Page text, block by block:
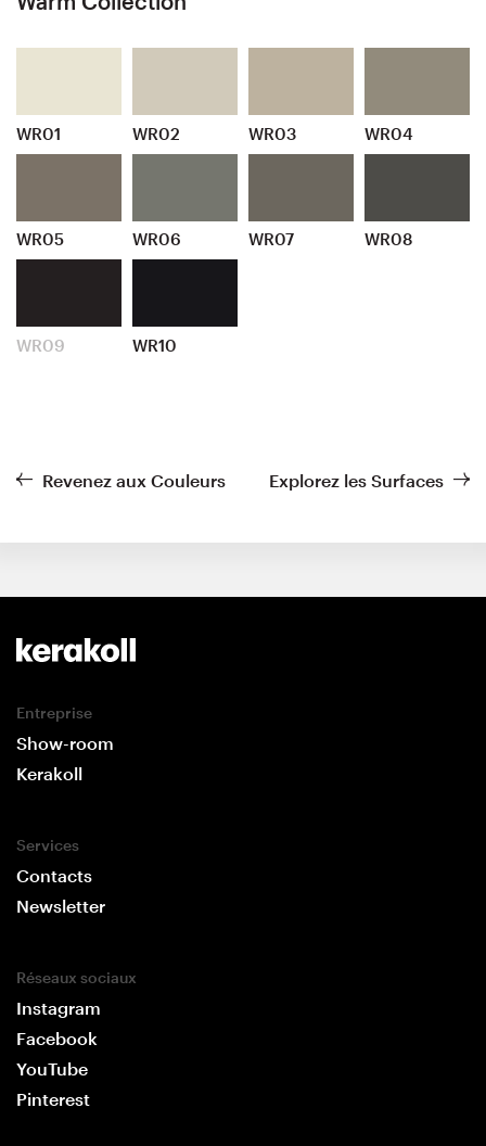
WR01 WR02 WR03 WR04
WR05 WR06 WR07 WR08
WR09 WR10
Revenez aux Couleurs Explorez les Surfaces
Entreprise
Show-room
Kerakoll
Services
Contacts
Newsletter
Réseaux sociaux
Instagram
Facebook
YouTube
Pinterest